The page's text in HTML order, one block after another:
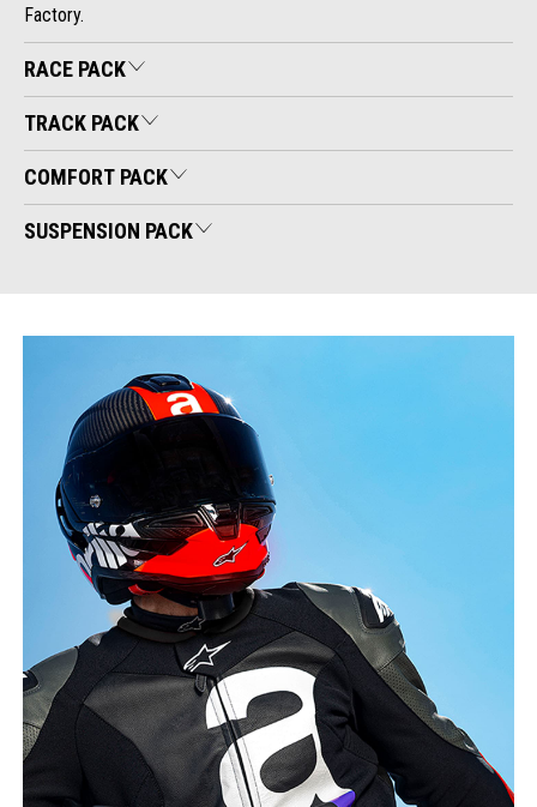
Factory.
RACE PACK
TRACK PACK
COMFORT PACK
SUSPENSION PACK